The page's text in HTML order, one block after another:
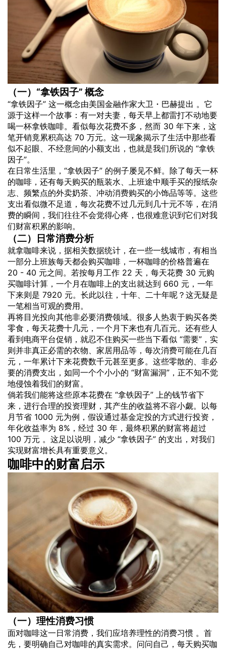
（一）“拿铁因子” 概念
“拿铁因子” 这一概念由美国金融作家大卫・巴赫提出 。它
源于这样一个故事：有一对夫妻，每天早上都雷打不动地要
喝一杯拿铁咖啡。看似每次花费不多，然而 30 年下来，这
笔开销竟累积高达 70 万元。这一现象揭示了生活中那些看
似不起眼、不经意间的小额支出，也就是我们所说的 “拿铁
因子”。
在日常生活里，“拿铁因子” 的例子屡见不鲜。除了每天一杯
的咖啡，还有每天购买的瓶装水、上班途中顺手买的报纸杂
志、频繁点的外卖奶茶、冲动消费购买的小饰品等等。这些
支出看似微不足道，每次花费不过几元到几十元不等，在消
费的瞬间，我们往往不会觉得心疼，也很难意识到它们对我
们财富积累的影响。
（二）日常消费分析
就拿咖啡来说，据相关数据统计，在一些一线城市，有相当
一部分上班族每天都会购买咖啡，一杯咖啡的价格普遍在
20 - 40 元之间。若按每月工作 22 天，每天花费 30 元购
买咖啡计算，一个月在咖啡上的支出就达到 660 元，一年
下来则是 7920 元。长此以往，十年、二十年呢？这无疑是
一笔相当可观的费用。
再将目光投向其他非必要消费领域。很多人热衷于购买各类
零食，每天花费十几元，一个月下来也有几百元。还有些人
看到电商平台促销，就忍不住购买一些当下看似 “需要”，实
则并非真正必需的衣物、家居用品等，每次消费可能在几百
元，一年累计下来花费数千元甚至更多。这些零散的、非必
要的消费支出，如同一个个小小的 “财富漏洞”，正不知不觉
地侵蚀着我们的财富。
倘若我们能将这些原本花费在 “拿铁因子” 上的钱节省下
来，进行合理的投资理财，其产生的收益将不容小觑。以每
月节省 1000 元为例，假设通过基金定投的方式进行投资，
年化收益率为 8%，经过 30 年，最终积累的财富将超过
100 万元 。这足以说明，减少 “拿铁因子” 的支出，对我们
实现财富增长具有重要意义。
咖啡中的财富启示
（一）理性消费习惯
面对咖啡这一日常消费，我们应培养理性的消费习惯 。首
先，要明确自己对咖啡的真实需求。问问自己，每天购买咖